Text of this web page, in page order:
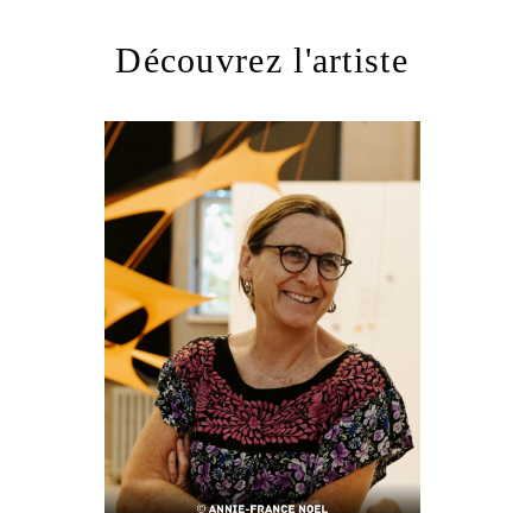
Découvrez l'artiste